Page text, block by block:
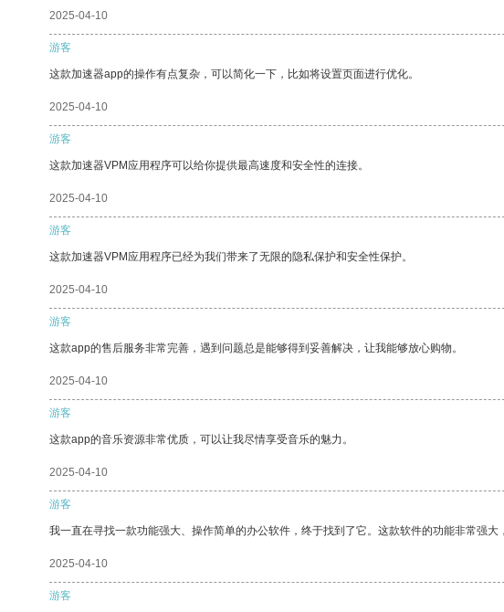
2025-04-10
游客
这款加速器app的操作有点复杂，可以简化一下，比如将设置页面进行优化。
2025-04-10
游客
这款加速器VPM应用程序可以给你提供最高速度和安全性的连接。
2025-04-10
游客
这款加速器VPM应用程序已经为我们带来了无限的隐私保护和安全性保护。
2025-04-10
游客
这款app的售后服务非常完善，遇到问题总是能够得到妥善解决，让我能够放心购物。
2025-04-10
游客
这款app的音乐资源非常优质，可以让我尽情享受音乐的魅力。
2025-04-10
游客
我一直在寻找一款功能强大、操作简单的办公软件，终于找到了它。这款软件的功能非常强
2025-04-10
游客